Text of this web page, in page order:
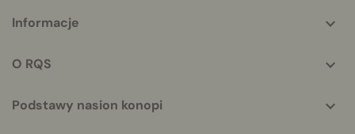
helpful
Informacje
O RQS
Podstawy nasion konopi